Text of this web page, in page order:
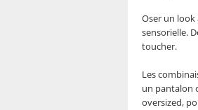
Oser un look
sensorielle.
toucher.
Les
un pantalon
oversized,